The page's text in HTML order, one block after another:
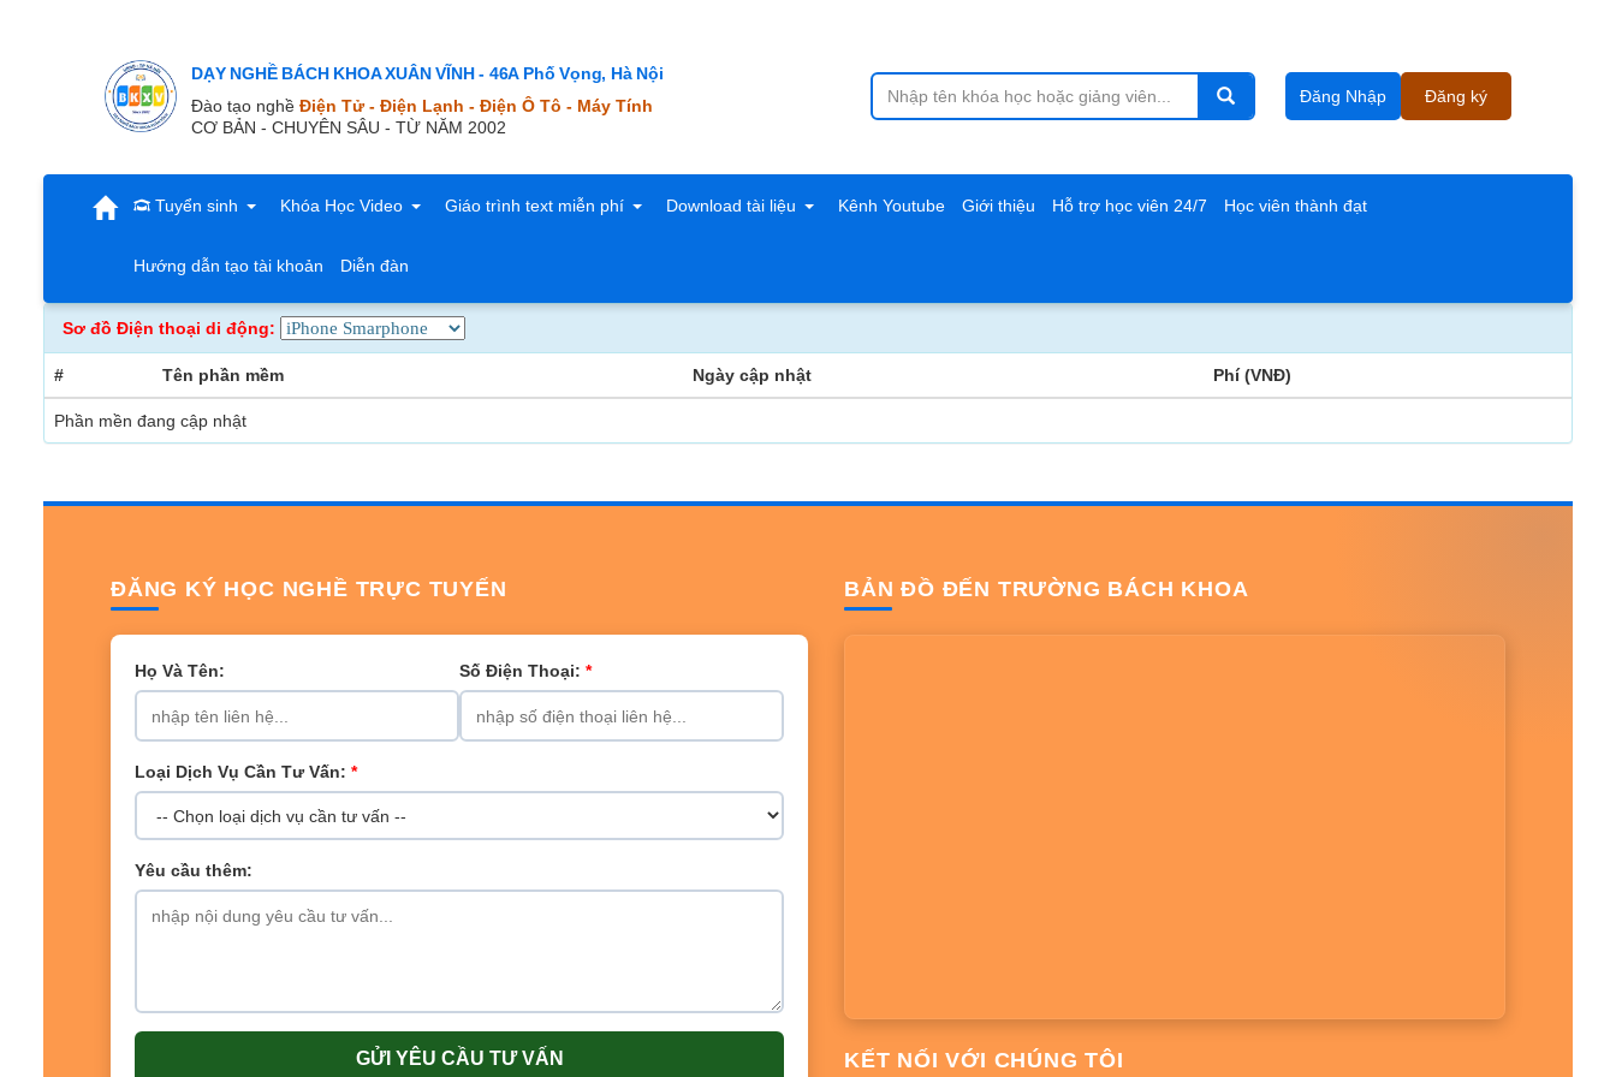
DẠY NGHỀ BÁCH KHOA XUÂN VĨNH - 46A Phố Vọng, Hà Nội
Đào tạo nghề Điện Tử - Điện Lạnh - Điện Ô Tô - Máy Tính
CƠ BẢN - CHUYÊN SÂU - TỪ NĂM 2002
Đăng Nhập Đăng ký
Tuyển sinh Khóa Học Video Giáo trình text miễn phí Download tài liệu Kênh Youtube Giới thiệu Hỗ trợ học viên 24/7 Học viên thành đạt
Hướng dẫn tạo tài khoản Diễn đàn
Sơ đồ Điện thoại di động:
# Tên phần mềm Ngày cập nhật Phí (VNĐ)
Phần mền đang cập nhật
ĐĂNG KÝ HỌC NGHỀ TRỰC TUYẾN
Họ Và Tên: Số Điện Thoại: *
Loại Dịch Vụ Cần Tư Vấn: *
Yêu cầu thêm:
GỬI YÊU CẦU TƯ VẤN
BẢN ĐỒ ĐẾN TRƯỜNG BÁCH KHOA
KẾT NỐI VỚI CHÚNG TÔI